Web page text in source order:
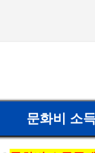
문화비 소